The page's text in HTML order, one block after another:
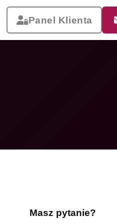
Zobacz całą ofertę
Panel Klienta
Masz pytanie?